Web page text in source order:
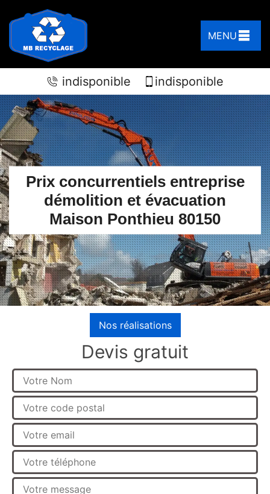
MENU
indisponible indisponible
Prix concurrentiels entreprise
démolition et évacuation
Maison Ponthieu 80150
Nos réalisations
Devis gratuit